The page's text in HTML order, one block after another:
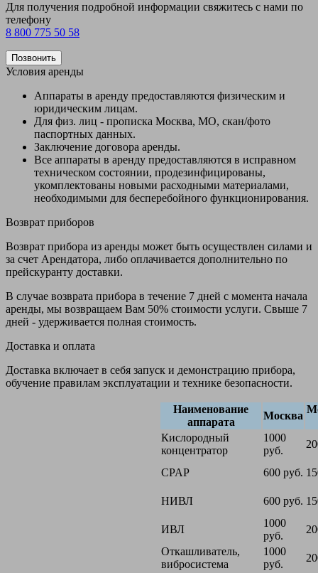
Для получения подробной информации свяжитесь с нами по
телефону
8 800 775 50 58
Позвонить
Условия аренды
Аппараты в аренду предоставляются физическим и
юридическим лицам.
Для физ. лиц - прописка Москва, МО, скан/фото
паспортных данных.
Заключение договора аренды.
Все аппараты в аренду предоставляются в исправном
техническом состоянии, продезинфицированы,
укомплектованы новыми расходными материалами,
необходимыми для бесперебойного функционирования.
Возврат приборов
Возврат прибора из аренды может быть осуществлен силами и
за счет Арендатора, либо оплачивается дополнительно по
прейскуранту доставки.
В случае возврата прибора в течение 7 дней с момента начала
аренды, мы возвращаем Вам 50% стоимости услуги. Свыше 7
дней - удерживается полная стоимость.
Доставка и оплата
Доставка включает в себя запуск и демонстрацию прибора,
обучение правилам эксплуатации и технике безопасности.
Наименование
аппарата
Москва
Кислородный
концентратор
1000
руб.
CPAP 600 руб.
НИВЛ 600 руб.
ИВЛ
1000
руб.
Откашливатель,
вибросистема
1000
руб.